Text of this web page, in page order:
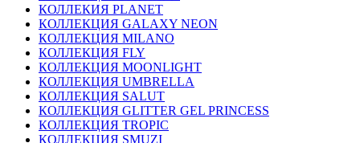
КОЛЛЕКИЯ PLANET
КОЛЛЕКЦИЯ GALAXY NEON
КОЛЛЕКЦИЯ MILANO
КОЛЛЕКЦИЯ FLY
КОЛЛЕКЦИЯ MOONLIGHT
КОЛЛЕКЦИЯ UMBRELLA
КОЛЛЕКЦИЯ SALUT
КОЛЛЕКЦИЯ GLITTER GEL PRINCESS
КОЛЛЕКЦИЯ TROPIC
КОЛЛЕКЦИЯ SMUZI